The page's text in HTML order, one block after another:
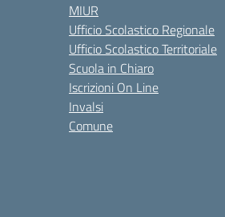
MIUR
Ufficio Scolastico Regionale
Ufficio Scolastico Territoriale
Scuola in Chiaro
Iscrizioni On Line
Invalsi
Comune